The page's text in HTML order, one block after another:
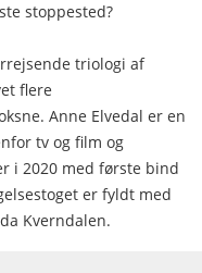
stoppested?
triologi af
flere
Anne Elvedal er en
tv og film og
i 2020 med første bind
er fyldt med
Kverndalen.